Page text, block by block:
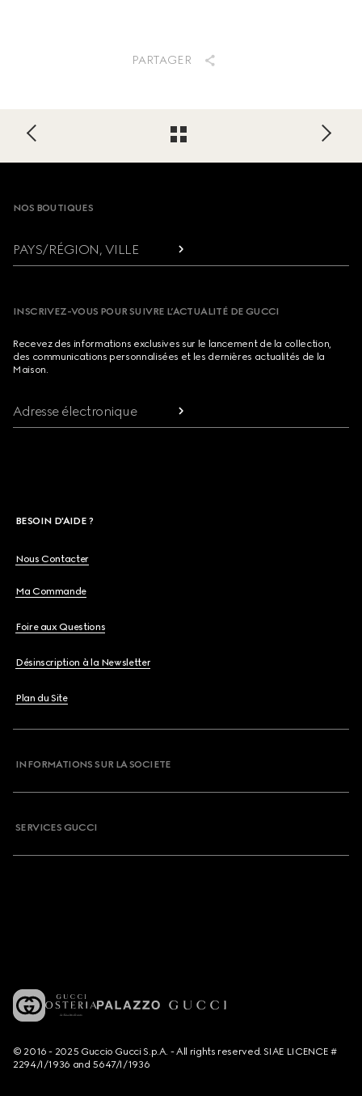
PARTAGER
Footer
NOS BOUTIQUES
PAYS/RÉGION, VILLE
INSCRIVEZ-VOUS POUR SUIVRE L’ACTUALITÉ DE GUCCI
Recevez des informations exclusives sur le lancement de la collection,
des communications personnalisées et les dernières actualités de la
Maison.
Adresse électronique
BESOIN D'AIDE ?
Nous Contacter
Ma Commande
Foire aux Questions
Désinscription à la Newsletter
Plan du Site
INFORMATIONS SUR LA SOCIETE
SERVICES GUCCI
© 2016 - 2025 Guccio Gucci S.p.A. - All rights reserved. SIAE LICENCE #
2294/I/1936 and 5647/I/1936